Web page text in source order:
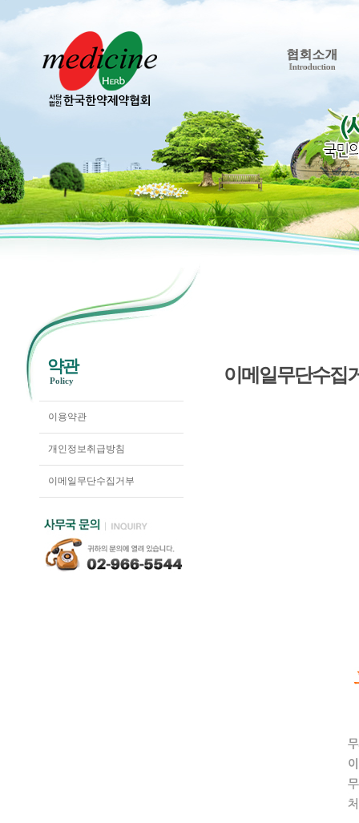
협회소개
Introduction
약관
Policy
이용약관
개인정보취급방침
이메일무단수집거부
이메일무단수집